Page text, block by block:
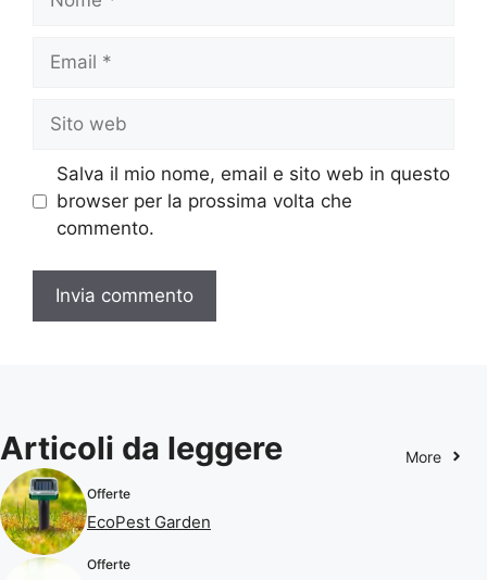
Email
Sito
web
Salva il mio nome, email e sito web in questo
browser per la prossima volta che
commento.
Articoli da leggere More
Offerte
EcoPest Garden
Offerte